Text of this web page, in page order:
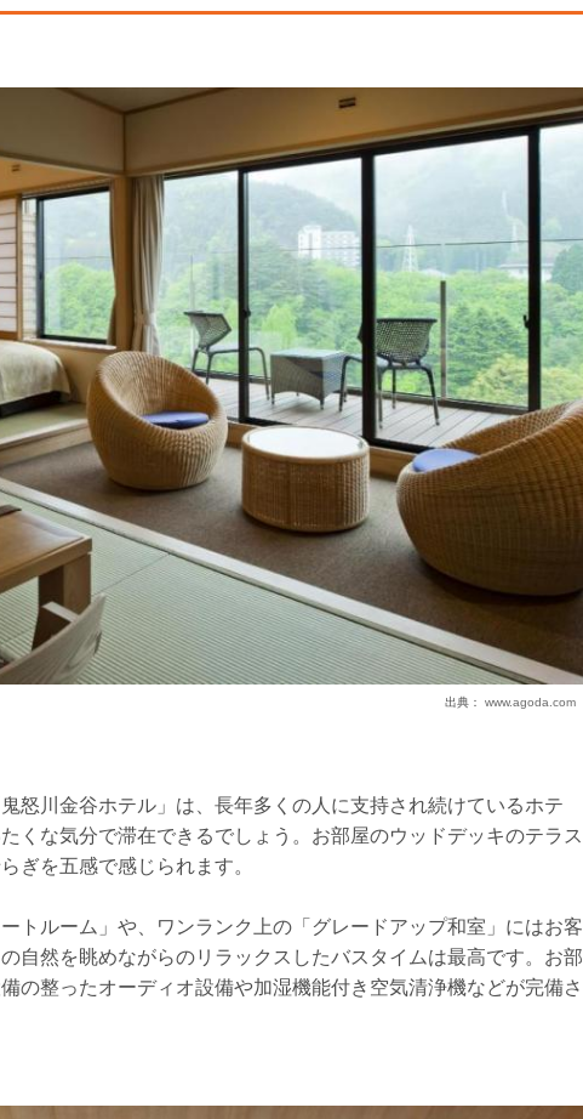
出典： www.agoda.com
怒川金谷ホテル」は、長年多くの人に支持され続けているホテ
くな気分で滞在できるでしょう。お部屋のウッドデッキのテラス
ぎを五感で感じられます。
トルーム」や、ワンランク上の「グレードアップ和室」にはお客
自然を眺めながらのリラックスしたバスタイムは最高です。お部
の整ったオーディオ設備や加湿機能付き空気清浄機などが完備さ